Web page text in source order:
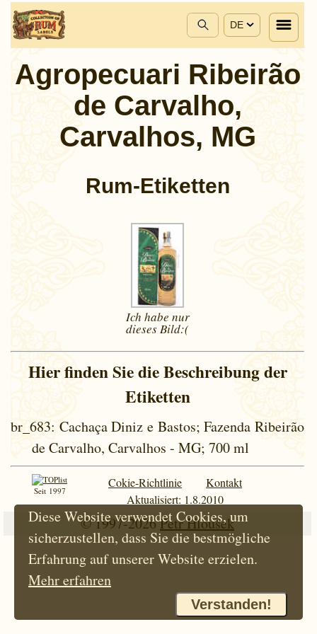
DE
Agropecuari Ribeirão
de Carvalho,
Carvalhos, MG
Rum-Etiketten
Ich habe nur
diesesBild:(
Hier finden Sie die Beschreibung der
Etiketten
br_683: Cachaça Diniz e Bastos; Fazenda Ribeirão
de Carvalho, Carvalhos - MG; 700 ml
Seit 1997
Cokie-Richtlinie
Kontakt
Aktualisiert: 1.8.2010
© 1997-2026Petr Hloušek
Diese Website verwendet Cookies, um
sicherzustellen, dass Sie die bestmögliche
Erfahrung auf unserer Website erzielen.
Mehr erfahren
Verstanden!